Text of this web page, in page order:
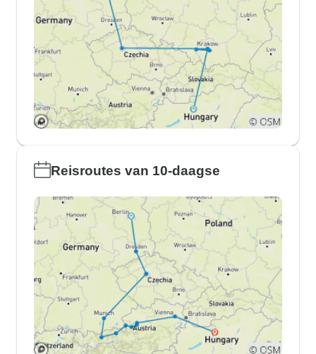
Reisroutes van 10-daagse